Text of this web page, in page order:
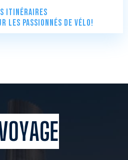
itinéraires
les passionnés de vélo!